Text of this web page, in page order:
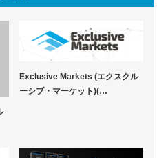
Exclusive Markets (エクスクル
ーシブ・マーケット)(…